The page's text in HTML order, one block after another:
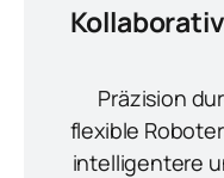
Präzision
flexible
intelligentere